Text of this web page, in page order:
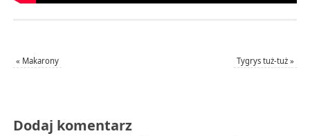
« Makarony Tygrys tuż-tuż»
Dodaj komentarz